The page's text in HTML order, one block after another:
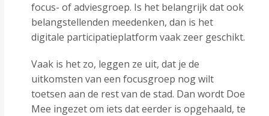
focus- of adviesgroep. Is het belangrijk dat ook
belangstellenden meedenken, dan is het
digitale participatieplatform vaak zeer geschikt.
Vaak is het zo, leggen ze uit, dat je de
uitkomsten van een focusgroep nog wilt
toetsen aan de rest van de stad. Dan wordt Doe
Mee ingezet om iets dat eerder is opgehaald, te